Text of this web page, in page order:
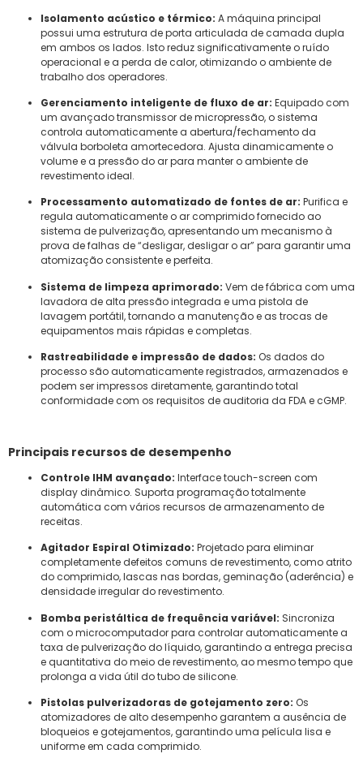
Isolamento acústico e térmico: A máquina principal
possui uma estrutura de porta articulada de camada dupla
em ambos os lados. Isto reduz significativamente o ruído
operacional e a perda de calor, otimizando o ambiente de
trabalho dos operadores.
Gerenciamento inteligente de fluxo de ar: Equipado com
um avançado transmissor de micropressão, o sistema
controla automaticamente a abertura/fechamento da
válvula borboleta amortecedora. Ajusta dinamicamente o
volume e a pressão do ar para manter o ambiente de
revestimento ideal.
Processamento automatizado de fontes de ar: Purifica e
regula automaticamente o ar comprimido fornecido ao
sistema de pulverização, apresentando um mecanismo à
prova de falhas de “desligar, desligar o ar” para garantir uma
atomização consistente e perfeita.
Sistema de limpeza aprimorado: Vem de fábrica com uma
lavadora de alta pressão integrada e uma pistola de
lavagem portátil, tornando a manutenção e as trocas de
equipamentos mais rápidas e completas.
Rastreabilidade e impressão de dados: Os dados do
processo são automaticamente registrados, armazenados e
podem ser impressos diretamente, garantindo total
conformidade com os requisitos de auditoria da FDA e cGMP.
Principais recursos de desempenho
Controle IHM avançado: Interface touch-screen com
display dinâmico. Suporta programação totalmente
automática com vários recursos de armazenamento de
receitas.
Agitador Espiral Otimizado: Projetado para eliminar
completamente defeitos comuns de revestimento, como atrito
do comprimido, lascas nas bordas, geminação (aderência) e
densidade irregular do revestimento.
Bomba peristáltica de frequência variável: Sincroniza
com o microcomputador para controlar automaticamente a
taxa de pulverização do líquido, garantindo a entrega precisa
e quantitativa do meio de revestimento, ao mesmo tempo que
prolonga a vida útil do tubo de silicone.
Pistolas pulverizadoras de gotejamento zero: Os
atomizadores de alto desempenho garantem a ausência de
bloqueios e gotejamentos, garantindo uma película lisa e
uniforme em cada comprimido.